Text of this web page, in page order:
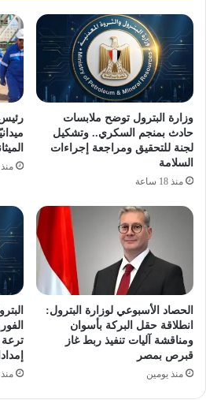
وزارة البترول توضح ملابسات
حادث بمنجم السكري.. وتشكيل
لجنة للتحقيق ومراجعة إجراءات
السلامة
منذ 18 ساعة
رئيس
منذ 23 ساعة
الحصاد الأسبوعي لوزارة البترول:
انطلاقة حقل البركة بأسوان
ومناقشة آليات تنفيذ ربط غاز
قبرص بمصر
منذ يومين
ترعة